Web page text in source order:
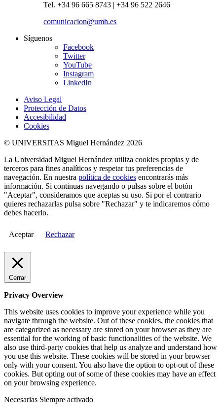
Tel. +34 96 665 8743 | +34 96 522 2646
comunicacion@umh.es
Síguenos
Facebook
Twitter
YouTube
Instagram
LinkedIn
Aviso Legal
Protección de Datos
Accesibilidad
Cookies
© UNIVERSITAS Miguel Hernández 2026
La Universidad Miguel Hernández utiliza cookies propias y de
terceros para fines analíticos y respetar tus preferencias de
navegación. En nuestra política de cookies encontrarás más
información. Si continuas navegando o pulsas sobre el botón
"Aceptar", consideramos que aceptas su uso. Si por el contrario
quieres rechazarlas pulsa sobre "Rechazar" y te indicaremos cómo
debes hacerlo.
Aceptar Rechazar
Cerrar
Privacy Overview
This website uses cookies to improve your experience while you
navigate through the website. Out of these cookies, the cookies that
are categorized as necessary are stored on your browser as they are
essential for the working of basic functionalities of the website. We
also use third-party cookies that help us analyze and understand how
you use this website. These cookies will be stored in your browser
only with your consent. You also have the option to opt-out of these
cookies. But opting out of some of these cookies may have an effect
on your browsing experience.
Necesarias Siempre activado